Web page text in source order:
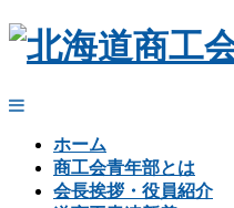
ホーム
商工会青年部とは
会長挨拶・役員紹介